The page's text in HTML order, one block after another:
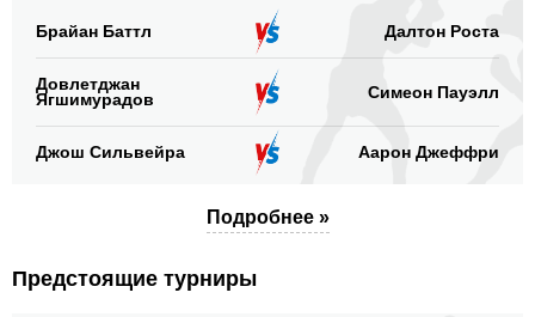
Брайан Баттл Далтон Роста
Довлетджан
Ягшимурадов
Симеон Пауэлл
Джош Сильвейра Аарон Джеффри
Подробнее »
Предстоящие турниры